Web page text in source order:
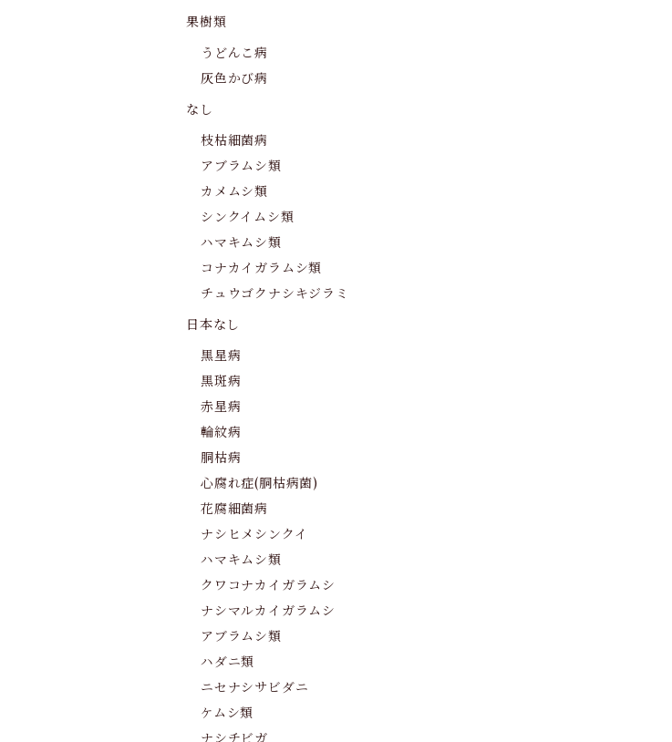
果樹類
うどんこ病
灰色かび病
なし
枝枯細菌病
アブラムシ類
カメムシ類
シンクイムシ類
ハマキムシ類
コナカイガラムシ類
チュウゴクナシキジラミ
日本なし
黒星病
黒斑病
赤星病
輪紋病
胴枯病
心腐れ症(胴枯病菌)
花腐細菌病
ナシヒメシンクイ
ハマキムシ類
クワコナカイガラムシ
ナシマルカイガラムシ
アブラムシ類
ハダニ類
ニセナシサビダニ
ケムシ類
ナシチビガ